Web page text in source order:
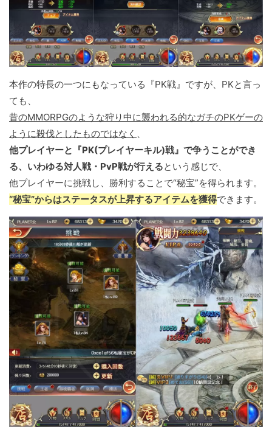
本作の特長の一つにもなっている『PK戦』ですが、PKと言っ
ても、
昔のMMORPGのような狩り中に襲われる的なガチのPKゲーの
ように殺伐としたものではなく 、
他プレイヤーと『PK(プレイヤーキル)戦』で争うことができ
る、いわゆる対人戦・PvP戦が行えるという感じで、
他プレイヤーに挑戦し、勝利することで“秘宝”を得られます。
“秘宝”からはステータスが上昇するアイテムを獲得できます。